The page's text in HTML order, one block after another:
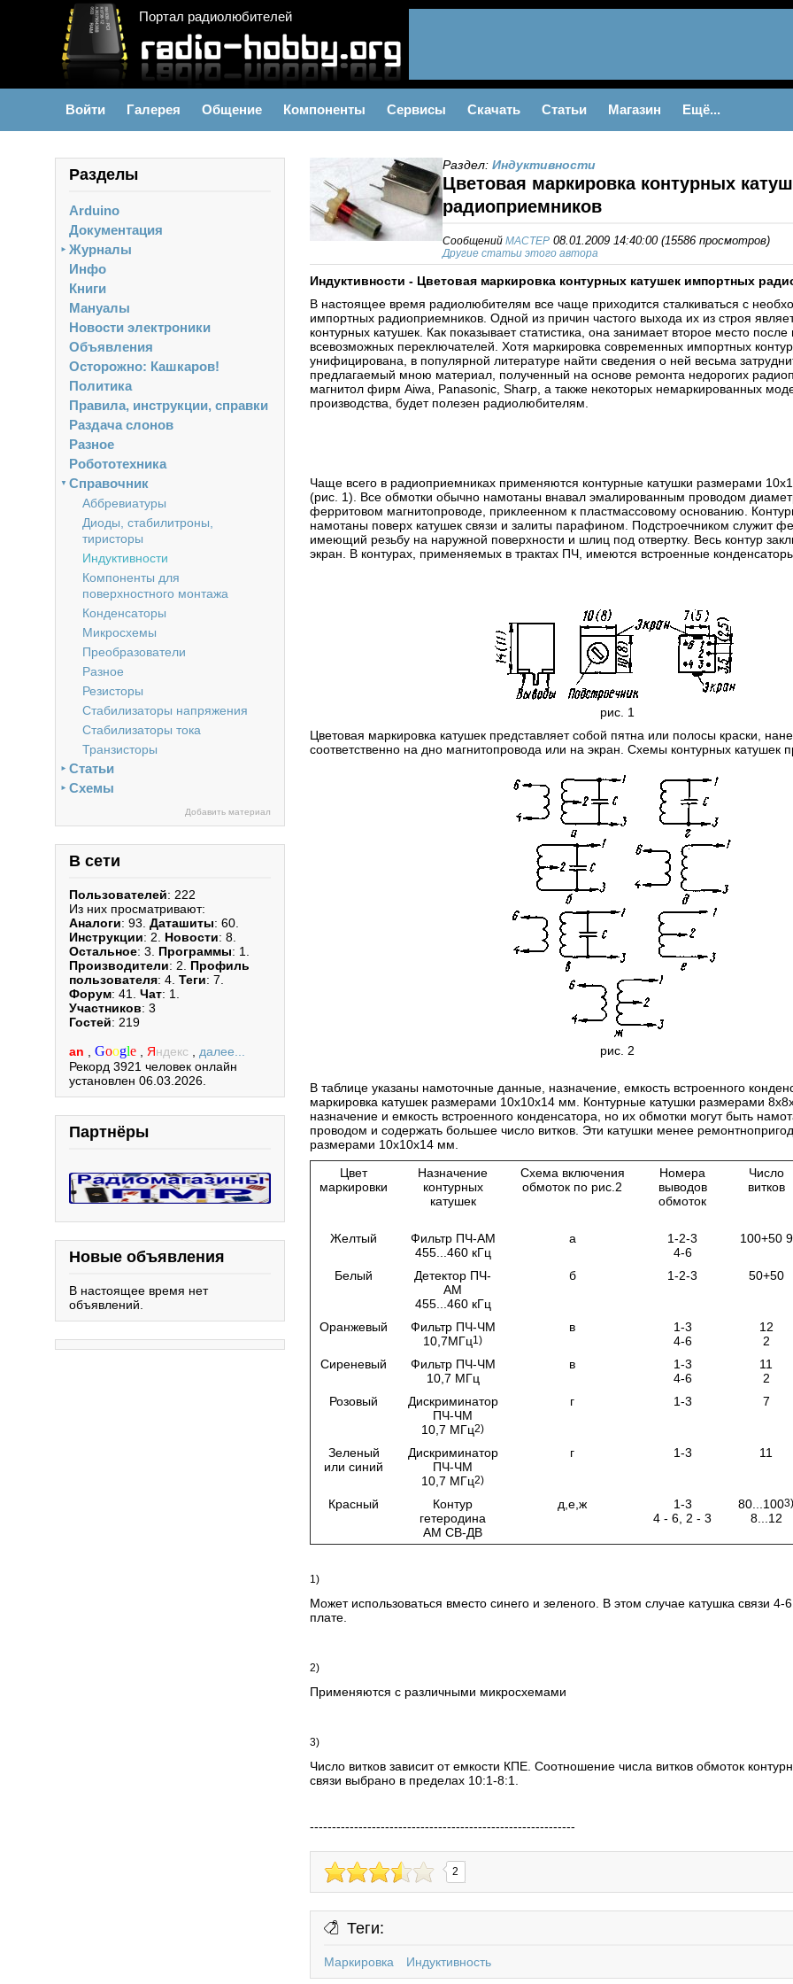
Портал радиолюбителей
Войти Галерея Общение Компоненты Сервисы Скачать Статьи Магазин Ещё...
Разделы
Arduino
Документация
Журналы
►
Инфо
Книги
Мануалы
Новости электроники
Объявления
Осторожно: Кашкаров!
Политика
Правила, инструкции, справки
Раздача слонов
Разное
Робототехника
Справочник
▼
Аббревиатуры
Диоды, стабилитроны,
тиристоры
Индуктивности
Компоненты для
поверхностного монтажа
Конденсаторы
Микросхемы
Преобразователи
Разное
Резисторы
Стабилизаторы напряжения
Стабилизаторы тока
Транзисторы
Статьи
►
Схемы
►
Добавить материал
В сети
Пользователей: 222
Из них просматривают:
Аналоги: 93. Даташиты: 60.
Инструкции: 2. Новости: 8.
Остальное: 3. Программы: 1.
Производители: 2. Профиль
пользователя: 4. Теги: 7.
Форум: 41. Чат: 1.
Участников: 3
Гостей: 219
an Google Яндекс
далее...
Рекорд 3921 человек онлайн
установлен 06.03.2026.
Партнёры
Новые объявления
В настоящее время нет
объявлений.
Раздел: Индуктивности
Цветовая маркировка контурных
радиоприемников
Сообщений MACTEP 08.01.2009 14:40:00 (15586 просмотров)
Другие статьи этого автора
Индуктивности - Цветовая маркировка контурных катушек импортных
В настоящее время радиолюбителям все чаще приходится сталкиваться с
импортных радиоприемников. Одной из причин частого выхода их из строя
контурных катушек. Как показывает статистика, она занимает второе место после
всевозможных переключателей. Хотя маркировка современных импортных
унифицирована, в популярной литературе найти сведения о ней весьма
предлагаемый мною материал, полученный на основе ремонта недорогих
магнитол фирм Aiwa, Panasonic, Sharp, а также некоторых немаркированных
производства, будет полезен радиолюбителям.
Чаще всего в радиоприемниках применяются контурные катушки размерами
(рис. 1). Все обмотки обычно намотаны внавал эмалированным проводом
ферритовом магнитопроводе, приклеенном к пластмассовому основанию.
намотаны поверх катушек связи и залиты парафином. Подстроечником служит
имеющий резьбу на наружной поверхности и шлиц под отвертку. Весь контур
экран. В контурах, применяемых в трактах ПЧ, имеются встроенные
рис. 1
Цветовая маркировка катушек представляет собой пятна или полосы краски,
соответственно на дно магнитопровода или на экран. Схемы контурных катушек
рис. 2
В таблице указаны намоточные данные, назначение, емкость встроенного
маркировка катушек размерами 10х10х14 мм. Контурные катушки размерами
назначение и емкость встроенного конденсатора, но их обмотки могут быть
проводом и содержать большее число витков. Эти катушки менее
размерами 10х10х14 мм.
Цвет
маркировки
Назначение
контурных
катушек
Схема включения
обмоток по рис.2
Номера
выводов
обмоток
Число
витков
Желтый
Фильтр ПЧ-АМ
455...460 кГц
а
1-2-3
4-6
100+50 9
Белый
Детектор ПЧ-
АМ
455...460 кГц
б 1-2-3 50+50
Оранжевый
Фильтр ПЧ-ЧМ
10,7МГц1)
в
1-3
4-6
12
2
Сиреневый
Фильтр ПЧ-ЧМ
10,7 МГц
в
1-3
4-6
11
2
Розовый
Дискриминатор
ПЧ-ЧМ
10,7 МГц2)
г 1-3 7
Зеленый
или синий
Дискриминатор
ПЧ-ЧМ
10,7 МГц2)
г 1-3 11
Красный
Контур
гетеродина
АМ СВ-ДВ
д,е,ж
1-3
4 - 6, 2 - 3
80...1003)
8...12
1)
Может использоваться вместо синего и зеленого. В этом случае катушка связи 4-
плате.
2)
Применяются с различными микросхемами
3)
Число витков зависит от емкости КПЕ. Соотношение числа витков обмоток
связи выбрано в пределах 10:1-8:1.
------------------------------------------------------------
2
Теги:
Маркировка Индуктивность